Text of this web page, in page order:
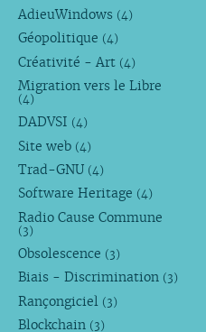
AdieuWindows (4)
Géopolitique (4)
Créativité - Art (4)
Migration vers le Libre
(4)
DADVSI (4)
Site web (4)
Trad-GNU (4)
Software Heritage (4)
Radio Cause Commune
(3)
Obsolescence (3)
Biais - Discrimination (3)
Rançongiciel (3)
Blockchain (3)